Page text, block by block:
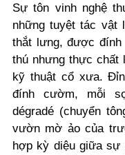
Sự tôn vinh nghệ
những tuyệt tác vật
thắt lưng, được đính
thú nhưng thực chất
kỹ thuật cổ xưa.
đính cườm, mỗi
dégradé (chuyển
vườn mờ ảo của
hợp kỳ diệu giữa sự